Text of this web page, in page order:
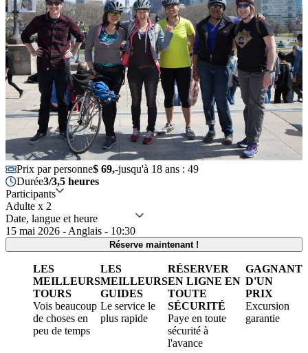
Prix par personne$ 69,-jusqu'à 18 ans : 49
Durée3/3,5 heures
Participants
Adulte x 2
Date, langue et heure
15 mai 2026 - Anglais - 10:30
Réserve maintenant !
LES
MEILLEURS
TOURS
Vois beaucoup
de choses en
peu de temps
LES
MEILLEURS
GUIDES
Le service le
plus rapide
RÉSERVER
EN LIGNE EN
TOUTE
SÉCURITÉ
Paye en toute
sécurité à
l'avance
GAGNANT
D'UN
PRIX
Excursion
garantie